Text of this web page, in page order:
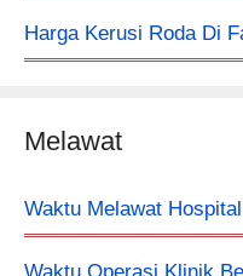
Harga Kerusi Roda Di
Melawat
Waktu Melawat